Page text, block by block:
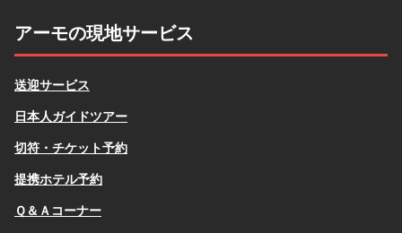
アーモの現地サービス
送迎サービス
日本人ガイドツアー
切符・チケット予約
提携ホテル予約
Ｑ＆Ａコーナー